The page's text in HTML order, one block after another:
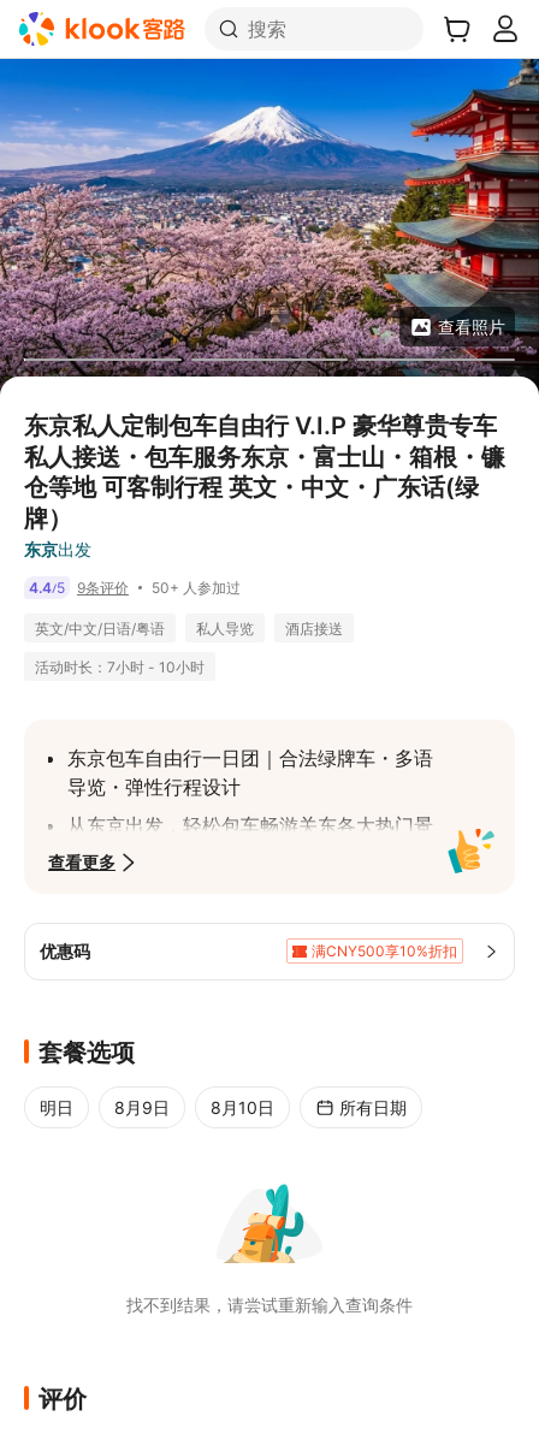
搜索
查看照片
东京私人定制包车自由行 V.I.P 豪华尊贵专车
私人接送・包车服务东京・富士山・箱根・镰
仓等地 可客制行程 英文・中文・广东话(绿
牌）
东京出发
4.4/5 9条评价 50+ 人参加过
英文/中文/日语/粤语 私人导览 酒店接送
活动时长：7小时 - 10小时
东京包车自由行一日团｜合法绿牌车・多语
导览・弹性行程设计
从东京出发，轻松包车畅游关东各大热门景
点，包括富士山、河口湖、箱根、镰仓、日
行程可依照您的需求客制化，行程弹性、纯
玩无购物，适合家庭、朋友、小型- 合法营
运保障：所有车辆为日本国土交通省核准的
多语服务支援：可安排中文、英文或广东
专业司机团队：司机具多年专业经验，熟悉
多款车型选择：提供 5至7座高级商务车
（如Alphard / Vellfire）
Rolls-Royce / 宾利 Bentley），适合婚礼
尊贵体验
查看更多
优惠码
满CNY500享10%折扣
满CNY1,687.3享5%折扣
套餐选项
明日 8月9日 8月10日 所有日期
找不到结果，请尝试重新输入查询条件
评价